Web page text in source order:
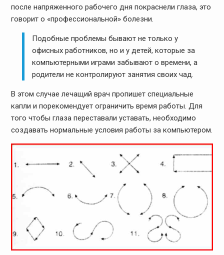
после напряженного рабочего дня покраснели глаза, это
говорит о «профессиональной» болезни.
Подобные проблемы бывают не только у
офисных работников, но и у детей, которые за
компьютерными играми забывают о времени, а
родители не контролируют занятия своих чад.
В этом случае лечащий врач пропишет специальные
капли и порекомендует ограничить время работы. Для
того чтобы глаза переставали уставать, необходимо
создавать нормальные условия работы за компьютером.